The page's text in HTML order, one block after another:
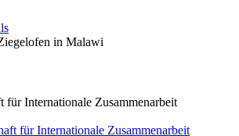
in Malawi
für Internationale Zusammenarbeit